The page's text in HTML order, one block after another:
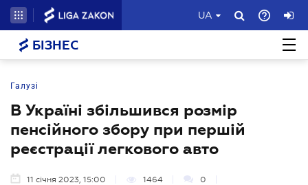
UA
БІЗНЕС
Галузі
В Україні збільшився розмір
пенсійного збору при першій
реєстрації легкового авто
11 січня 2023, 15:00 1464 0